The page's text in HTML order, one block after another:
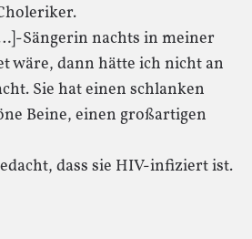
Sängerin nachts in meiner
wäre, dann hätte ich nicht an
Sie hat einen schlanken
Beine, einen großartigen
dass sie HIV-infiziert ist.